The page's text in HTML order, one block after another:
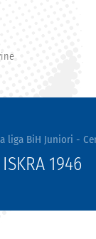
liga BiH Juniori -
1946